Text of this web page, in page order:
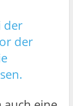
der
der